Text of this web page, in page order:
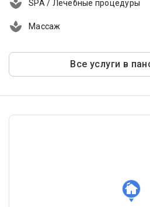
SPA / Лечебные процедуры
Массаж
Все услуги в